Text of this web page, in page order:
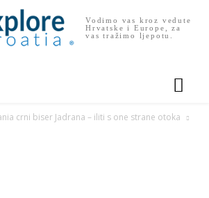
Vodimo vas kroz vedute
Hrvatske i Europe, za
vas tražimo ljepotu.
crni biser Jadrana – iliti s one strane otoka